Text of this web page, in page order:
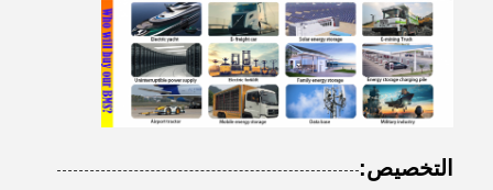
التخصيص: